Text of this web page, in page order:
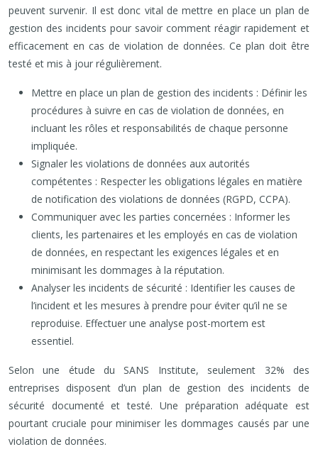
peuvent survenir. Il est donc vital de mettre en place un plan de
gestion des incidents pour savoir comment réagir rapidement et
efficacement en cas de violation de données. Ce plan doit être
testé et mis à jour régulièrement.
Mettre en place un plan de gestion des incidents : Définir les
procédures à suivre en cas de violation de données, en
incluant les rôles et responsabilités de chaque personne
impliquée.
Signaler les violations de données aux autorités
compétentes : Respecter les obligations légales en matière
de notification des violations de données (RGPD, CCPA).
Communiquer avec les parties concernées : Informer les
clients, les partenaires et les employés en cas de violation
de données, en respectant les exigences légales et en
minimisant les dommages à la réputation.
Analyser les incidents de sécurité : Identifier les causes de
l’incident et les mesures à prendre pour éviter qu’il ne se
reproduise. Effectuer une analyse post-mortem est
essentiel.
Selon une étude du SANS Institute, seulement 32% des
entreprises disposent d’un plan de gestion des incidents de
sécurité documenté et testé. Une préparation adéquate est
pourtant cruciale pour minimiser les dommages causés par une
violation de données.